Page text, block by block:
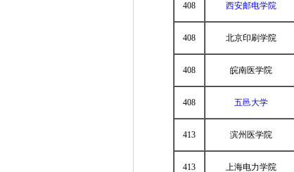
408 西安邮电学院
408 北京印刷学院
408 皖南医学院
408 五邑大学
413 滨州医学院
413 上海电力学院